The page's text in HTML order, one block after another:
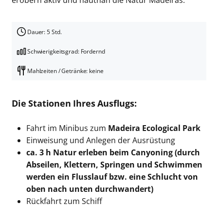
Dauer: 5 Std.
Schwierigkeitsgrad: Fordernd
Mahlzeiten / Getränke: keine
Die Stationen Ihres Ausflugs:
Fahrt im Minibus zum Madeira Ecological Park
Einweisung und Anlegen der Ausrüstung
ca. 3 h Natur erleben beim Canyoning(durch
Abseilen, Klettern, Springen und Schwimmen
werden ein Flusslauf bzw. eine Schlucht von
oben nach unten durchwandert)
Rückfahrt zum Schiff